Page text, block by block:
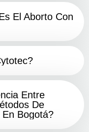
El Aborto Con
Entre
De
Bogotá?